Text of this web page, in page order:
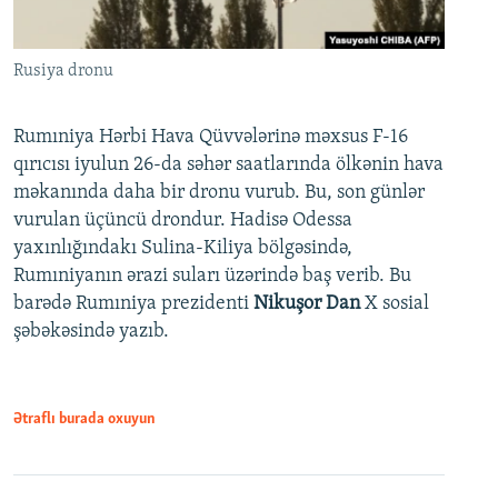
Rusiya dronu
Rumıniya Hərbi Hava Qüvvələrinə məxsus F-16
qırıcısı iyulun 26-da səhər saatlarında ölkənin hava
məkanında daha bir dronu vurub. Bu, son günlər
vurulan üçüncü drondur. Hadisə Odessa
yaxınlığındakı Sulina-Kiliya bölgəsində,
Rumıniyanın ərazi suları üzərində baş verib. Bu
barədə Rumıniya prezidenti Nikuşor DanX sosial
şəbəkəsində yazıb.
Ətraflı burada oxuyun